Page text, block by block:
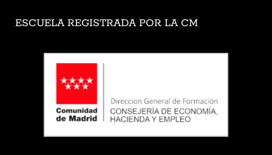
ESCUELA REGISTRADA POR LA CM